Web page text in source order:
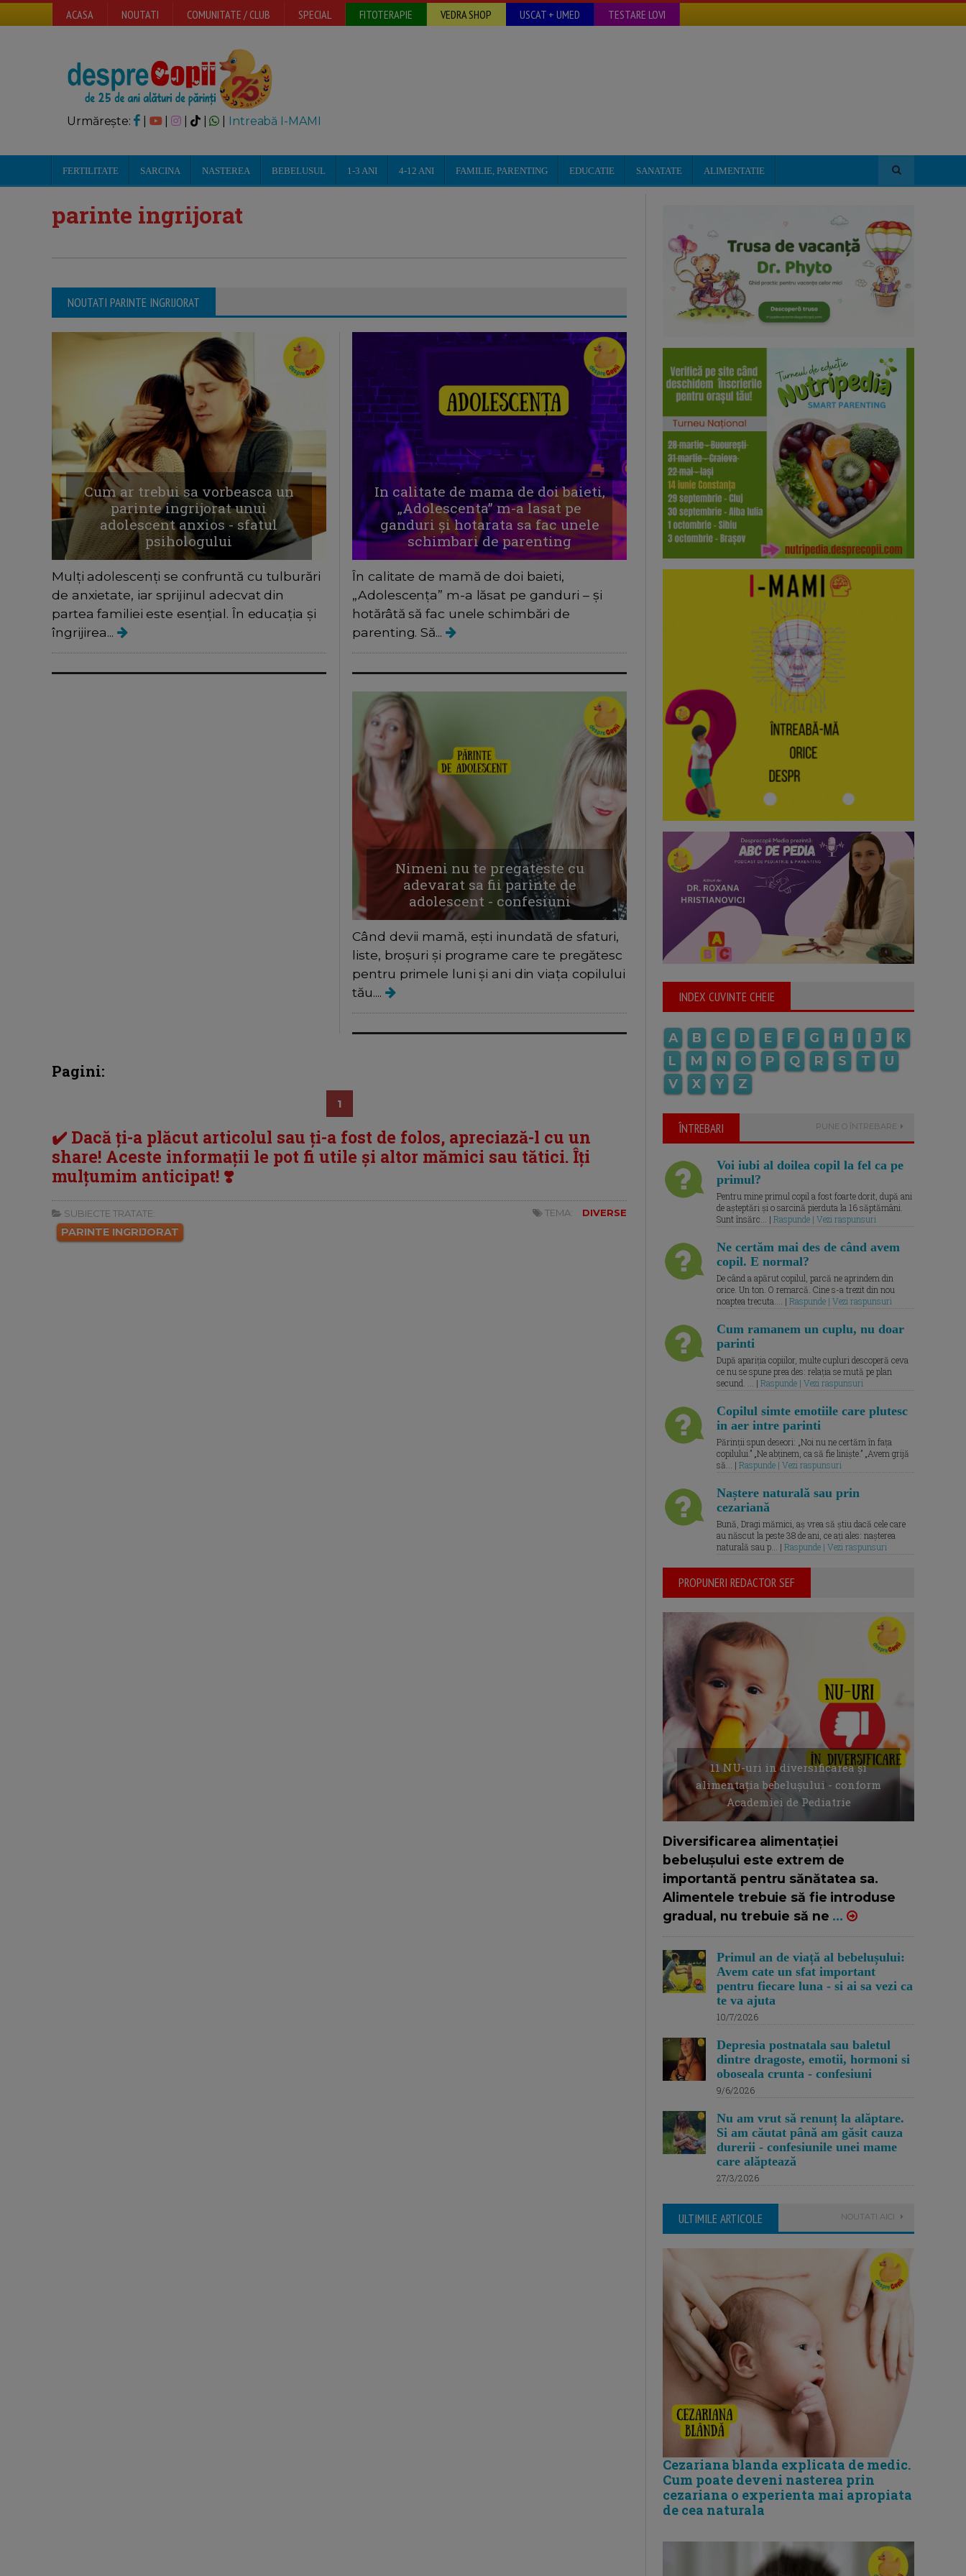
ACASA NOUTATI COMUNITATE / CLUB SPECIAL FITOTERAPIE VEDRA SHOP USCAT + UMED TESTARE LOVI
Urmărește: | | Intreabă I-MAMI
FERTILITATE SARCINA NASTEREA BEBELUSUL 1-3 ANI 4-12 ANI FAMILIE, PARENTING EDUCATIE SANATATE ALIMENTATIE
parinte ingrijorat
NOUTATI PARINTE INGRIJORAT
Cum ar trebui sa vorbeasca un
parinte ingrijorat unui
adolescent anxios - sfatul
psihologului
Mulți adolescenți se confruntă cu tulburări
de anxietate, iar sprijinul adecvat din
partea familiei este esențial. În educația și
îngrijirea...
In calitate de mama de doi baieti,
„Adolescenta” m-a lasat pe
ganduri și hotarata sa fac unele
schimbari de parenting
În calitate de mamă de doi baieti,
„Adolescența” m-a lăsat pe ganduri – și
hotărâtă să fac unele schimbări de
parenting. Să...
Nimeni nu te pregateste cu
adevarat sa fii parinte de
adolescent - confesiuni
Când devii mamă, ești inundată de sfaturi,
liste, broșuri și programe care te pregătesc
pentru primele luni și ani din viața copilului
tău....
Pagini:
1
✔️ Dacă ți-a plăcut articolul sau ți-a fost de folos, apreciază-l cu un
share! Aceste informații le pot fi utile și altor mămici sau tătici. Îți
mulțumim anticipat! ❣️
SUBIECTE TRATATE:
PARINTE INGRIJORAT
TEMA: DIVERSE
INDEX CUVINTE CHEIE
A B C D E F G H I J
K
L
M N O P Q R S T
U
V
X Y Z
ÎNTREBARI PUNE O ÎNTREBARE
Voi iubi al doilea copil la fel ca pe
primul?
Pentru mine primul copil a fost foarte dorit, după ani
de așteptări și o sarcină pierduta la 16 săptămâni.
Sunt însărc... | Raspunde | Vezi raspunsuri
Ne certăm mai des de când avem
copil. E normal?
De când a apărut copilul, parcă ne aprindem din
orice. Un ton. O remarcă. Cine s-a trezit din nou
noaptea trecuta.... | Raspunde | Vezi raspunsuri
Cum ramanem un cuplu, nu doar
parinti
După apariția copiilor, multe cupluri descoperă ceva
ce nu se spune prea des: relația se mută pe plan
secund. ... | Raspunde | Vezi raspunsuri
Copilul simte emotiile care plutesc
in aer intre parinti
Părinții spun deseori: „Noi nu ne certăm în fața
copilului.” „Ne abținem, ca să fie liniște.” „Avem grijă
să... | Raspunde | Vezi raspunsuri
Naștere naturală sau prin
cezariană
Bună, Dragi mămici, aș vrea să știu dacă cele care
au născut la peste 38 de ani, ce ați ales: nașterea
naturală sau p... | Raspunde | Vezi raspunsuri
PROPUNERI REDACTOR SEF
11 NU-uri in diversificarea și
alimentația bebelușului - conform
Academiei de Pediatrie
Diversificarea alimentației
bebelușului este extrem de
importantă pentru sănătatea sa.
Alimentele trebuie să fie introduse
gradual, nu trebuie să ne ...
Primul an de viață al bebelușului:
Avem cate un sfat important
pentru fiecare luna - si ai sa vezi ca
te va ajuta
10/7/2026
Depresia postnatala sau baletul
dintre dragoste, emotii, hormoni si
oboseala crunta - confesiuni
9/6/2026
Nu am vrut să renunț la alăptare.
Si am căutat până am găsit cauza
durerii - confesiunile unei mame
care alăptează
27/3/2026
ULTIMILE ARTICOLE NOUTATI AICI
Cezariana blanda explicata de medic.
Cum poate deveni nasterea prin
cezariana o experienta mai apropiata
de cea naturala